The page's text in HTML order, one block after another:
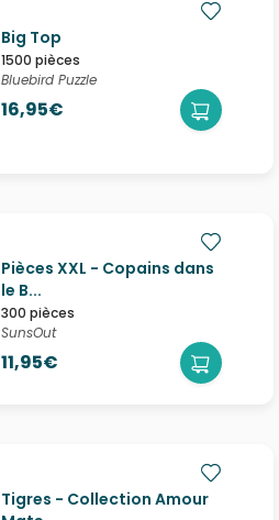
Big Top
1500 pièces
Bluebird Puzzle
16,95€
Pièces XXL - Copains dans
le B...
300 pièces
SunsOut
11,95€
Tigres - Collection Amour